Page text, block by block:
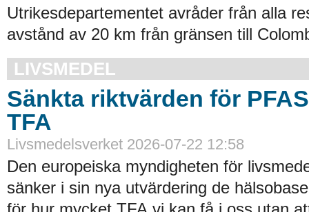
Utrikesdepartementet avråder från alla
avstånd av 20 km från gränsen till
LIVSMEDEL
Sänkta riktvärden för
TFA
Livsmedelsverket 2026-07-22 12:58
Den europeiska myndigheten för
sänker i sin nya utvärdering de